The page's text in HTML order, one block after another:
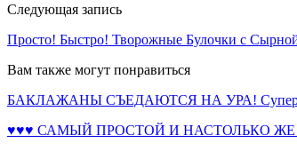
Следующая запись
Просто! Быстро! Творожные Булочки с
Вам также могут понравиться
БАКЛАЖАНЫ СЪЕДАЮТСЯ НА УРА! Супер
♥♥♥ САМЫЙ ПРОСТОЙ И НАСТОЛЬКО